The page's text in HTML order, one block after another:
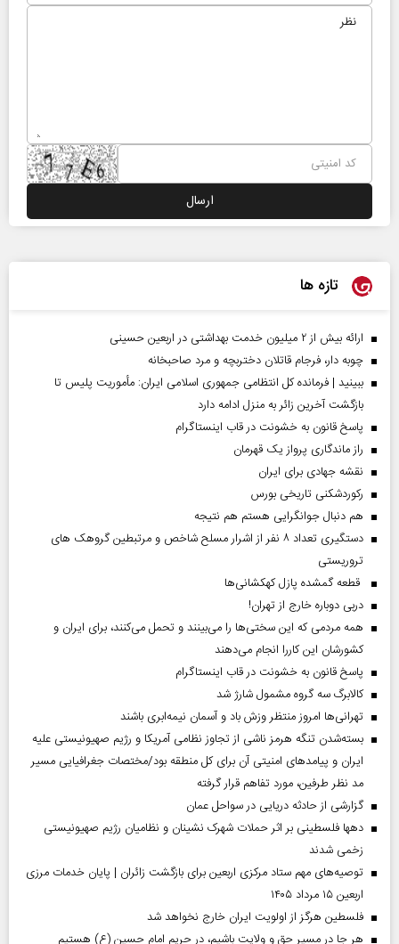
تازه ها
ارائه بیش از ۲ میلیون خدمت بهداشتی در اربعین حسینی
چوبه دار، فرجام قاتلان دختربچه و مرد صاحبخانه
ببینید | فرمانده کل انتظامی جمهوری اسلامی ایران­: مأموریت پلیس تا
بازگشت آخرین زائر به منزل ادامه دارد
پاسخ قانون به خشونت در قاب اینستاگرام
راز ماندگاری پرواز یک قهرمان
نقشه جهادی برای ایران
رکوردشکنی تاریخی بورس
هم دنبال جوانگرایی هستم هم نتیجه
دستگیری تعداد ۸ نفر از اشرار مسلح شاخص و مرتبطین گروهک های
تروریستی
قطعه گمشده پازل کهکشانی‌ها
دربی دوباره خارج از تهران!
همه مردمی که این سختی‌ها را می‌بینند و تحمل می‌کنند، برای ایران و
کشورشان این کاررا انجام می‌دهند
پاسخ قانون به خشونت در قاب اینستاگرام
کالابرگ سه گروه مشمول شارژ شد
تهرانی‌ها امروز منتظر وزش باد و آسمان نیمه‌ابری باشند
بسته‌شدن تنگه هرمز ناشی از تجاوز نظامی آمریکا و رژیم صهیونیستی علیه
ایران و پیامد‌های امنیتی آن برای کل منطقه بود/مختصات جغرافیایی مسیر
مد نظر طرفین، مورد تفاهم قرار گرفته
گزارشی از حادثه دریایی در سواحل عمان
دهها فلسطینی بر اثر حملات شهرک نشینان و نظامیان رژیم صهیونیستی
زخمی شدند
توصیه‌های مهم ستاد مرکزی اربعین برای بازگشت زائران | پایان خدمات مرزی
اربعین ۱۵ مرداد ۱۴۰۵
فلسطین هرگز از اولویت ایران خارج نخواهد شد
هر جا در مسیر حق و ولایت باشیم، در حریم امام حسین (ع) هستیم